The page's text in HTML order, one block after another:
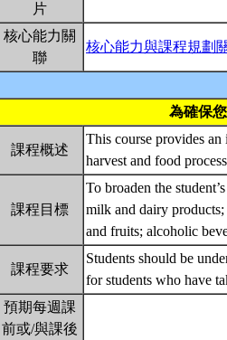
片
核心能力關
聯
核心能力與課程規劃
為確保
課程概述
This course provides
harvest and food
課程目標
To broaden the
milk and dairy products;
and fruits; alcoholic
課程要求
Students should be
for students who have
預期每週課
前或/與課後